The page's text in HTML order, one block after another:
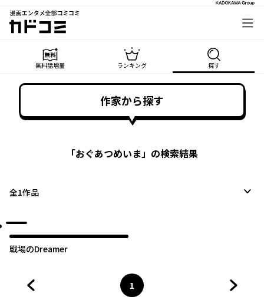
漫画エンタメ全部コミコミ
カドコミ
無料話増量 ランキング 探す
作家から探す
「おぐあつめいま」の検索結果
全1作品
戦場のDreamer
ページ
1
へ